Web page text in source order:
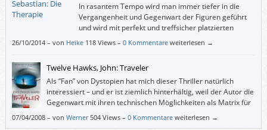
In rasantem Tempo wird man immer tiefer in die
Vergangenheit und Gegenwart der Figuren geführt
und wird mit perfekt und treffsicher platzierten
Cliffhangern ständig zum Weiterlesen animiert. Man
26/10/2014– von Heike 118 Views – 0 Kommentare weiterlesen →
Twelve Hawks, John: Traveler
Als “Fan” von Dystopien hat mich dieser Thriller natürlich
interessiert – und er ist ziemlich hinterhältig, weil der Autor die
Gegenwart mit ihren technischen Möglichkeiten als Matrix für
die Beschreibung einer total überwachten Gesellschaft
07/04/2008– von Werner 504 Views – 0 Kommentare weiterlesen →